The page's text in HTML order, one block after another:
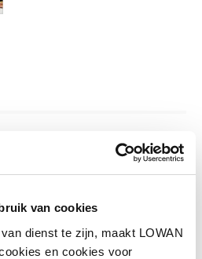
van cookies
dienst te zijn, maakt LOWAN
en cookies voor
Sanders
2025